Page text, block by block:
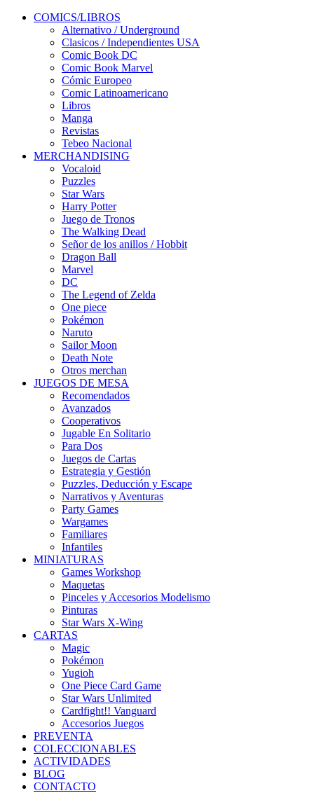
COMICS/LIBROS
Alternativo / Underground
Clasicos / Independientes USA
Comic Book DC
Comic Book Marvel
Cómic Europeo
Comic Latinoamericano
Libros
Manga
Revistas
Tebeo Nacional
MERCHANDISING
Vocaloid
Puzzles
Star Wars
Harry Potter
Juego de Tronos
The Walking Dead
Señor de los anillos / Hobbit
Dragon Ball
Marvel
DC
The Legend of Zelda
One piece
Pokémon
Naruto
Sailor Moon
Death Note
Otros merchan
JUEGOS DE MESA
Recomendados
Avanzados
Cooperativos
Jugable En Solitario
Para Dos
Juegos de Cartas
Estrategia y Gestión
Puzzles, Deducción y Escape
Narrativos y Aventuras
Party Games
Wargames
Familiares
Infantiles
MINIATURAS
Games Workshop
Maquetas
Pinceles y Accesorios Modelismo
Pinturas
Star Wars X-Wing
CARTAS
Magic
Pokémon
Yugioh
One Piece Card Game
Star Wars Unlimited
Cardfight!! Vanguard
Accesorios Juegos
PREVENTA
COLECCIONABLES
ACTIVIDADES
BLOG
CONTACTO